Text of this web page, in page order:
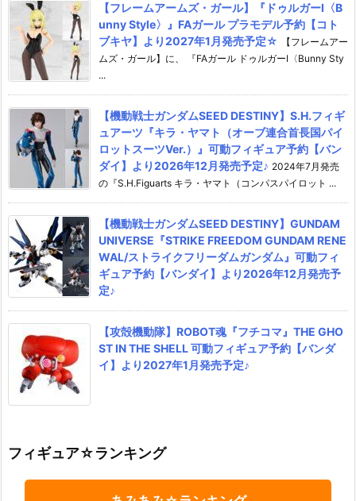
【フレームアームズ・ガール】『ドゥルガーI〈B
unny Style〉』FAガール プラモデル予約【コト
ブキヤ】より2027年1月発売予定☆
【フレームアー
ムズ・ガール】に、 『FAガール ドゥルガーI〈Bunny Sty
...
【機動戦士ガンダムSEED DESTINY】S.H.フィギ
ュアーツ『キラ・ヤマト（オーブ連合首長国パイ
ロットスーツVer.）』可動フィギュア予約【バン
ダイ】より2026年12月発売予定♪ 2024年7月発売
の『S.H.Figuarts キラ・ヤマト（コンパスパイロット ...
【機動戦士ガンダムSEED DESTINY】GUNDAM
UNIVERSE『STRIKE FREEDOM GUNDAM RENE
WAL/ストライクフリーダムガンダム』可動フィ
ギュア予約【バンダイ】より2026年12月発売予
定♪
【攻殻機動隊】ROBOT魂『フチコマ』THE GHO
ST IN THE SHELL 可動フィギュア予約【バンダ
イ】より2027年1月発売予定♪
フィギュア☆ランキング